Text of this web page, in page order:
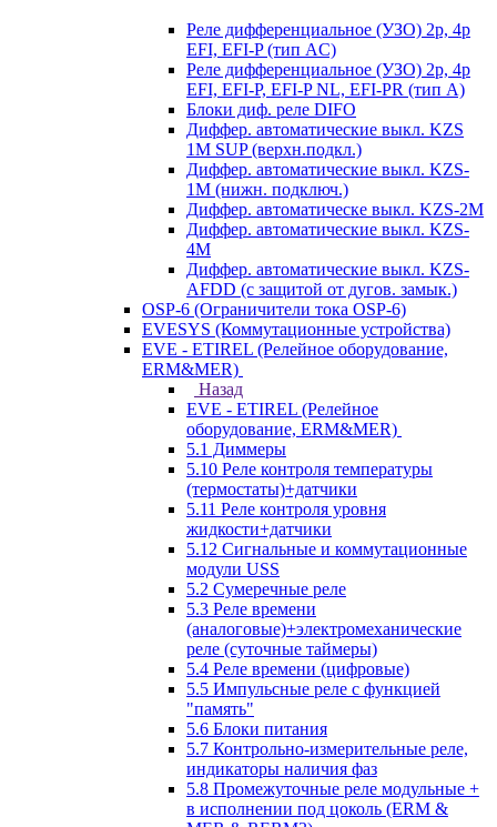
Реле дифференциальное (УЗО) 2р, 4р
EFI, EFI-P (тип AС)
Реле дифференциальное (УЗО) 2р, 4р
EFI, EFI-P, EFI-P NL, EFI-PR (тип A)
Блоки диф. реле DIFO
Диффер. автоматические выкл. KZS
1M SUP (верхн.подкл.)
Диффер. автоматические выкл. KZS-
1M (нижн. подключ.)
Диффер. автоматическе выкл. KZS-2M
Диффер. автоматические выкл. KZS-
4M
Диффер. автоматические выкл. KZS-
AFDD (с защитой от дугов. замык.)
OSP-6 (Ограничители тока OSP-6)
EVESYS (Коммутационные устройства)
EVE - ETIREL (Релейное оборудование,
ERM&MER)
Назад
EVE - ETIREL (Релейное
оборудование, ERM&MER)
5.1 Диммеры
5.10 Реле контроля температуры
(термостаты)+датчики
5.11 Реле контроля уровня
жидкости+датчики
5.12 Сигнальные и коммутационные
модули USS
5.2 Сумеречные реле
5.3 Реле времени
(аналоговые)+электромеханические
реле (суточные таймеры)
5.4 Реле времени (цифровые)
5.5 Импульсные реле с функцией
"память"
5.6 Блоки питания
5.7 Контрольно-измерительные реле,
индикаторы наличия фаз
5.8 Промежуточные реле модульные +
в исполнении под цоколь (ERM &